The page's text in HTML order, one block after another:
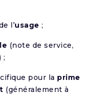
l’usage ;
(note de service,
;
pour la prime
(généralement à